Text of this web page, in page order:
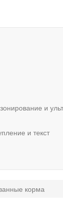
и
и текст
корма